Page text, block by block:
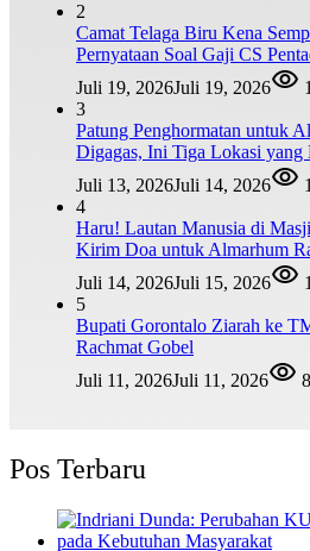
2
Camat Telaga Biru Kena
Pernyataan Soal Gaji CS
Juli 19, 2026Juli 19, 2026
3
Patung Penghormatan untuk
Digagas, Ini Tiga Lokasi yang
Juli 13, 2026Juli 14, 2026
4
Haru! Lautan Manusia di
Kirim Doa untuk Almarhum
Juli 14, 2026Juli 15, 2026
5
Bupati Gorontalo Ziarah ke
Rachmat Gobel
Juli 11, 2026Juli 11, 2026
Pos Terbaru